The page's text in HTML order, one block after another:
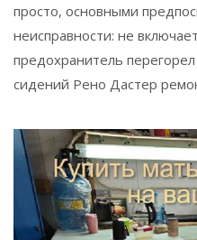
просто, основными
неисправности: не
предохранитель
сидений Рено Дастер